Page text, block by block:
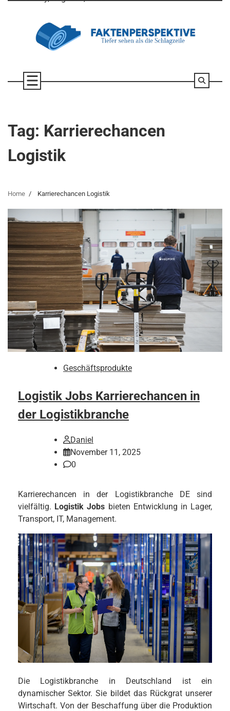
Tag: Karrierechancen
Logistik
Home Karrierechancen Logistik
Geschäftsprodukte
Logistik Jobs Karrierechancen in
der Logistikbranche
Daniel
November 11, 2025
0
Karrierechancen in der Logistikbranche DE sind
vielfältig. Logistik Jobs bieten Entwicklung in Lager,
Transport, IT, Management.
Die Logistikbranche in Deutschland ist ein
dynamischer Sektor. Sie bildet das Rückgrat unserer
Wirtschaft. Von der Beschaffung über die Produktion